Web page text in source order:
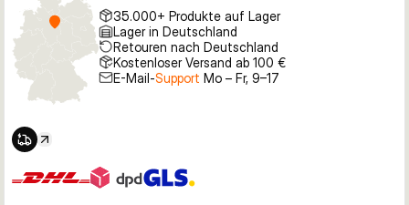
35.000+ Produkte auf Lager
Lager in Deutschland
Retouren nach Deutschland
Kostenloser Versand ab 100 €
E-Mail-Support Mo – Fr, 9–17